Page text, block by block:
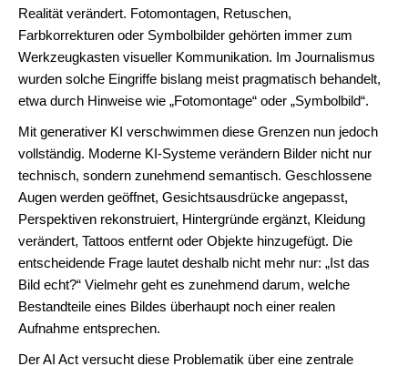
Realität verändert. Fotomontagen, Retuschen,
Farbkorrekturen oder Symbolbilder gehörten immer zum
Werkzeugkasten visueller Kommunikation. Im Journalismus
wurden solche Eingriffe bislang meist pragmatisch behandelt,
etwa durch Hinweise wie „Fotomontage“ oder „Symbolbild“.
Mit generativer KI verschwimmen diese Grenzen nun jedoch
vollständig. Moderne KI-Systeme verändern Bilder nicht nur
technisch, sondern zunehmend semantisch. Geschlossene
Augen werden geöffnet, Gesichtsausdrücke angepasst,
Perspektiven rekonstruiert, Hintergründe ergänzt, Kleidung
verändert, Tattoos entfernt oder Objekte hinzugefügt. Die
entscheidende Frage lautet deshalb nicht mehr nur: „Ist das
Bild echt?“ Vielmehr geht es zunehmend darum, welche
Bestandteile eines Bildes überhaupt noch einer realen
Aufnahme entsprechen.
Der AI Act versucht diese Problematik über eine zentrale